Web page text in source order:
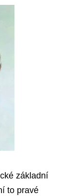
základní
to pravé